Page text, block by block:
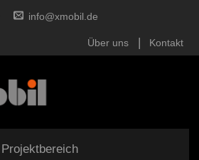
info@xmobil.de
Über uns Kontakt
Projektbereich